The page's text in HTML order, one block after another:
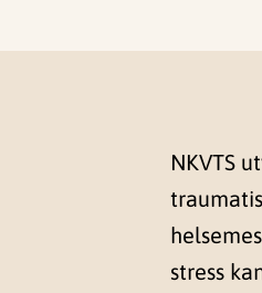
NKVTS
stress